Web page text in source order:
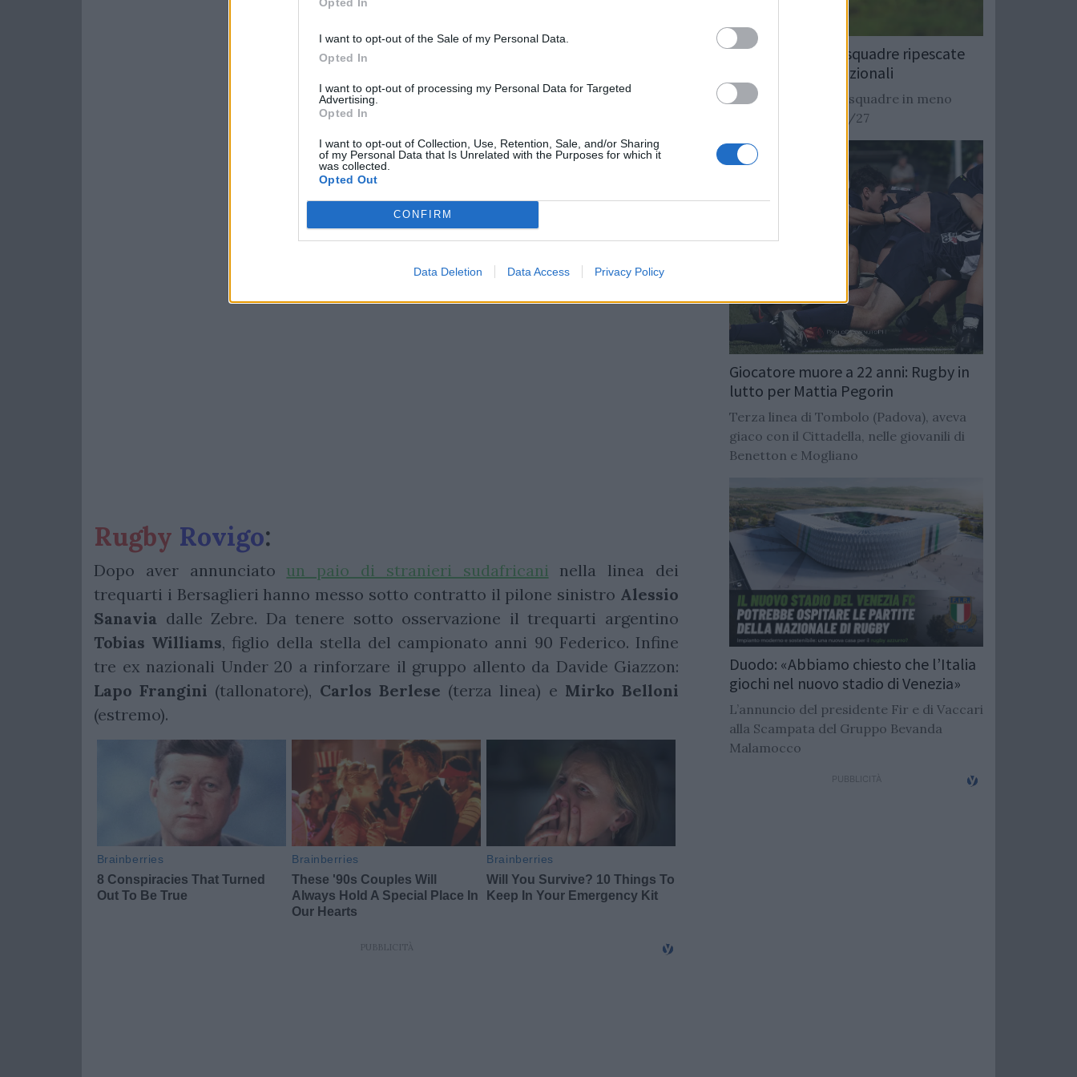
I want to opt-out of the Sale of my Personal Data.
Opted In
I want to opt-out of processing my Personal Data for Targeted
Advertising.
Opted In
I want to opt-out of Collection, Use, Retention, Sale, and/or Sharing
of my Personal Data that Is Unrelated with the Purposes for which it
was collected.
Opted Out
CONFIRM
Data Deletion Data Access Privacy Policy
Rugby Rovigo:
Dopo aver annunciato un paio di stranieri sudafricani nella linea dei
trequarti i Bersaglieri hanno messo sotto contratto il pilone sinistro Alessio
Sanavia dalle Zebre. Da tenere sotto osservazione il trequarti argentino
Tobias Williams, figlio della stella del campionato anni 90 Federico. Infine
tre ex nazionali Under 20 a rinforzare il gruppo allento da Davide Giazzon:
Lapo Frangini (tallonatore), Carlos Berlese (terza linea) e Mirko Belloni
(estremo).
Rugby: Record di squadre ripescate
nei campionati nazionali
Si stimano oltre 20 squadre in meno
dalla stagione 2026/27
Giocatore muore a 22 anni: Rugby in
lutto per Mattia Pegorin
Terza linea di Tombolo (Padova), aveva
giaco con il Cittadella, nelle giovanili di
Benetton e Mogliano
Duodo: «Abbiamo chiesto che l’Italia
giochi nel nuovo stadio di Venezia»
L’annuncio del presidente Fir e di Vaccari
alla Scampata del Gruppo Bevanda
Malamocco